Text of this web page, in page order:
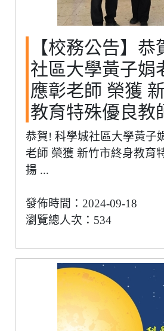
【校務公告】
社區大學黃子娟
應彰老師 榮獲
教育特殊優良教
恭賀! 科學城社區大學黃子
老師 榮獲 新竹市終身教育
揚 ...
發佈時間：2024-09-18
瀏覽總人次：534